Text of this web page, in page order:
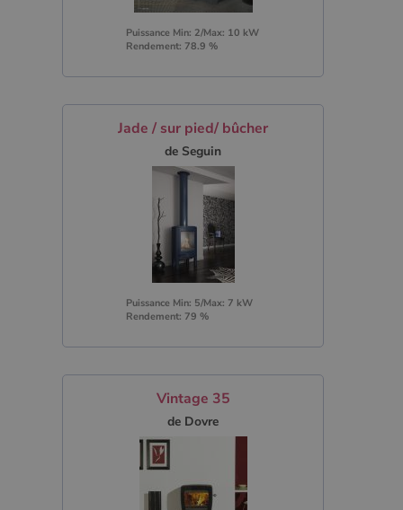
Puissance Min: 2/Max: 10 kW
Rendement: 78.9 %
Jade / sur pied/ bûcher
de Seguin
Puissance Min: 5/Max: 7 kW
Rendement: 79 %
Vintage 35
de Dovre